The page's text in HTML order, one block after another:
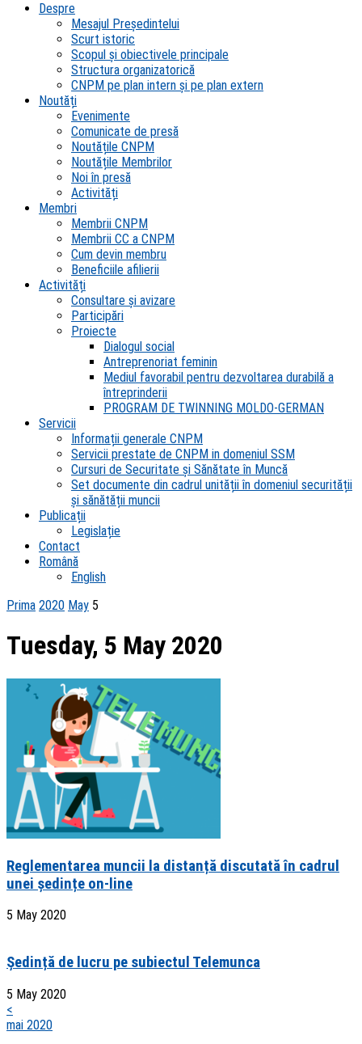
Despre
Mesajul Președintelui
Scurt istoric
Scopul şi obiectivele principale
Structura organizatorică
CNPM pe plan intern şi pe plan extern
Noutăți
Evenimente
Comunicate de presă
Noutățile CNPM
Noutățile Membrilor
Noi în presă
Activități
Membri
Membrii CNPM
Membrii CC a CNPM
Cum devin membru
Beneficiile afilierii
Activități
Consultare și avizare
Participări
Proiecte
Dialogul social
Antreprenoriat feminin
Mediul favorabil pentru dezvoltarea durabilă a
întreprinderii
PROGRAM DE TWINNING MOLDO-GERMAN
Servicii
Informații generale CNPM
Servicii prestate de CNPM in domeniul SSM
Cursuri de Securitate și Sănătate în Muncă
Set documente din cadrul unității în domeniul securității
și sănătății muncii
Publicații
Legislație
Contact
Română
English
Prima 2020 May 5
Tuesday, 5 May 2020
Reglementarea muncii la distanță discutată în cadrul
unei ședințe on-line
5 May 2020
Ședință de lucru pe subiectul Telemunca
5 May 2020
<
mai 2020